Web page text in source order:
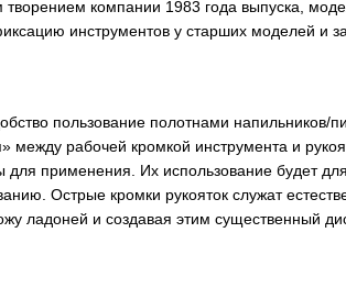
компании 1983 года выпуска,
инструментов у старших моделей и
пользование полотнами напильников/
между рабочей кромкой инструмента и
применения. Их использование будет для
Острые кромки рукояток служат
ладоней и создавая этим существенный